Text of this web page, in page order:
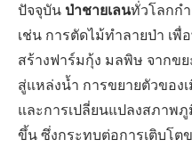
ปัจจุบัน ป่าชายเลนทั่วโลกก
เช่น การตัดไม้ทำลายป่า เ
สร้างฟาร์มกุ้ง มลพิษ จากข
สู่แหล่งน้ำ การขยายตัวของ
และการเปลี่ยนแปลงสภาพ
ขึ้น ซึ่งกระทบต่อการเติบโต